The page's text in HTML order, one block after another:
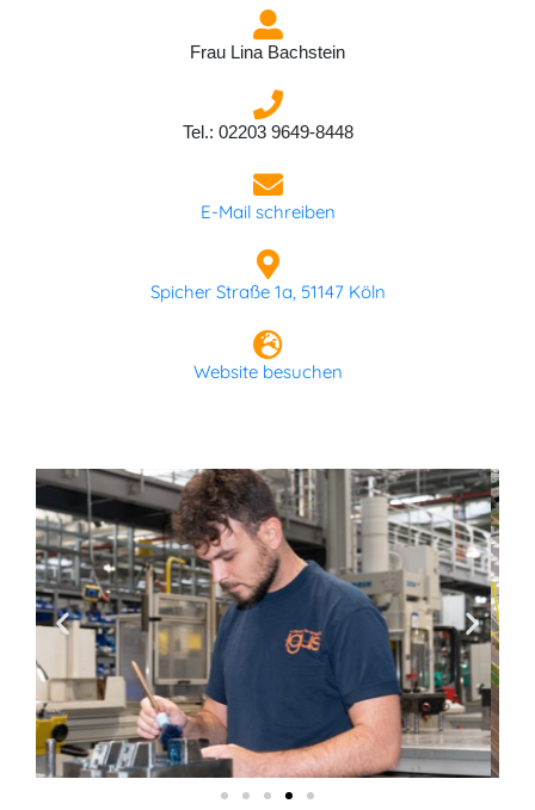
Frau Lina Bachstein
Tel.: 02203 9649-8448
E-Mail schreiben
Spicher Straße 1a, 51147 Köln
Website besuchen